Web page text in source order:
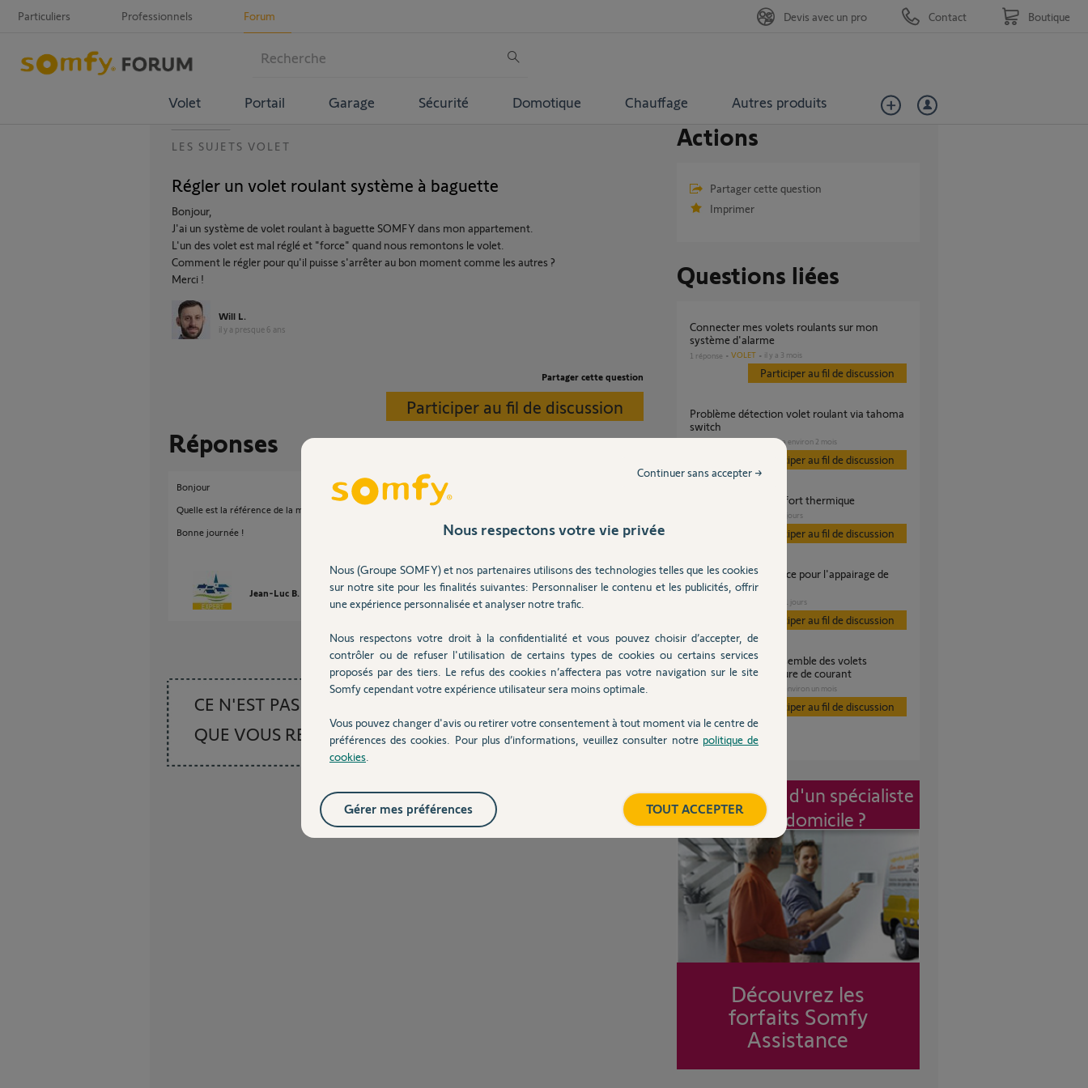
Particuliers Professionnels Forum
Volet Portail Garage Sécurité Domotique Chauffage Autres produits
Devis avec un pro Contact Boutique
LES SUJETS VOLET
Régler un volet roulant système à baguette
Bonjour,
J'ai un système de volet roulant à baguette SOMFY dans mon appartement.
L'un des volet est mal réglé et "force" quand nous remontons le volet.
Comment le régler pour qu'il puisse s'arrêter au bon moment comme les autres ?
Merci !
Will L.
il y a presque 6 ans
Partager cette question
Participer au fil de discussion
Réponses
Bonjour
Quelle est la référence de la motorisation, est-elle radio ou filaire ?
Bonne journée !
Jean-Luc B. il y a presque 6 ans
CE N'EST PAS CE
QUE VOUS RECHERCHEZ
Posez votre question
Actions
Partager cette question
Imprimer
Questions liées
Connecter mes volets roulants sur mon
système d'alarme
1 réponse VOLET il y a 3 mois
Participer au fil de discussion
Problème détection volet roulant via tahoma
switch
VOLET il y a environ 2 mois
Participer au fil de discussion
Volet roulant et confort thermique
il y a 7 jours
Participer au fil de discussion
Demande d'assistance pour l'appairage de
volets roulants
il y a 21 jours
Participer au fil de discussion
Perte des fdc sur ensemble des volets
roulants après coupure de courant
il y a environ un mois
Participer au fil de discussion
Intervention d'un spécialiste
à mon domicile ?
Découvrez les
forfaits Somfy
Assistance
Nous respectons votre vie privée
Nous (Groupe SOMFY) et nos partenaires utilisons des technologies telles que les cookies
sur notre site pour les finalités suivantes: Personnaliser le contenu et les publicités, offrir
une expérience personnalisée et analyser notre trafic.
Nous respectons votre droit à la confidentialité et vous pouvez choisir d’accepter, de
contrôler ou de refuser l'utilisation de certains types de cookies ou certains services
proposés par des tiers. Le refus des cookies n’affectera pas votre navigation sur le site
Somfy cependant votre expérience utilisateur sera moins optimale.
Vous pouvez changer d'avis ou retirer votre consentement à tout moment via le centre de
préférences des cookies. Pour plus d’informations, veuillez consulter notre politique de
cookies
Continuer sans accepter →
TOUT ACCEPTER
Gérer mes préférences